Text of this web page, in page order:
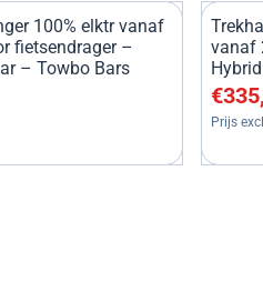
100% elktr vanaf
fietsendrager –
– Towbo Bars
btw: 400,83
vanaf
Hybrid
Prijs:
Prijs